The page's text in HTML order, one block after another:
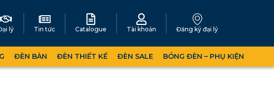
lý Tin tức Catalogue Tài khoản Đăng ký đại lý
ĐÈN BÀN ĐÈN THIẾT KẾ ĐÈN SALE BÓNG ĐÈN – PHỤ KIỆN